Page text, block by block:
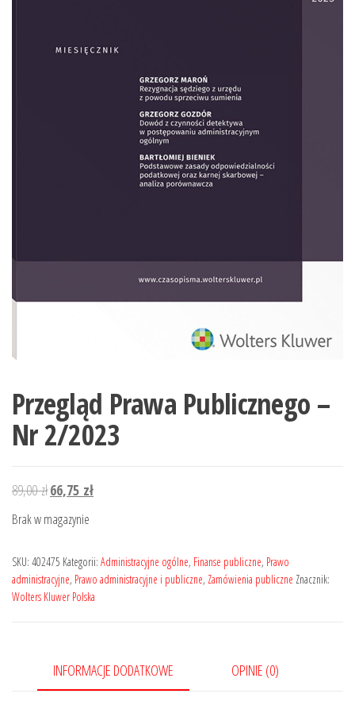
Przegląd Prawa Publicznego –
Nr 2/2023
89,00złPierwotna
wynosiła:
89,00 zł.
66,75 złAktualna
66,75 zł.
Brak w magazynie
SKU: 402475 Kategorii: Administracyjne ogólne, Finanse publiczne, Prawo
administracyjne, Prawo administracyjne i publiczne, Zamówienia publiczne Znacznik:
Wolters Kluwer Polska
INFORMACJE DODATKOWE OPINIE (0)